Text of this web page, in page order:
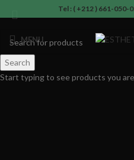
Tel : ( +212 ) 661-050-
MENU
Search
Start typing to see products you